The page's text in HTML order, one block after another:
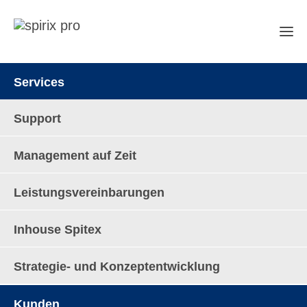
Services
Support
Management auf Zeit
Leistungsvereinbarungen
Inhouse Spitex
Strategie- und Konzeptentwicklung
Kunden
Profis für Profis – das Team von
spirix pro